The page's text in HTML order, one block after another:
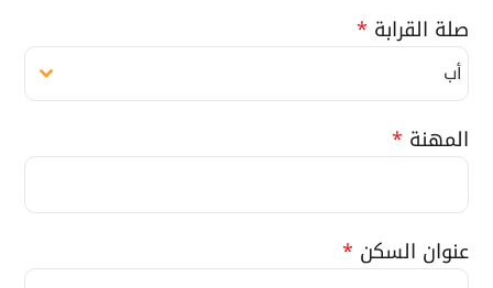
صلة القرابة *
أب
المهنة *
عنوان السكن *